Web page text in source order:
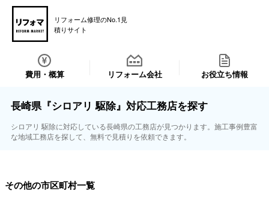
リフォーム修理のNo.1見
積りサイト
費用・概算 リフォーム会社 お役立ち情報
長崎県『シロアリ 駆除』対応工務店を探す
シロアリ 駆除に対応している長崎県の工務店が見つかります。施工事例豊富
な地域工務店を探して、無料で見積りを依頼できます。
その他の市区町村一覧